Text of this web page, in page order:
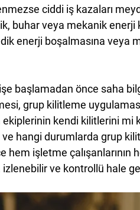
ciddi iş kazaları
buhar veya mekanik enerji
enerji boşalmasına veya
başlamadan önce saha
grup kilitleme
ekiplerinin kendi kilitlerini mi
ve hangi durumlarda grup
hem işletme çalışanlarının
ve kontrollü hale